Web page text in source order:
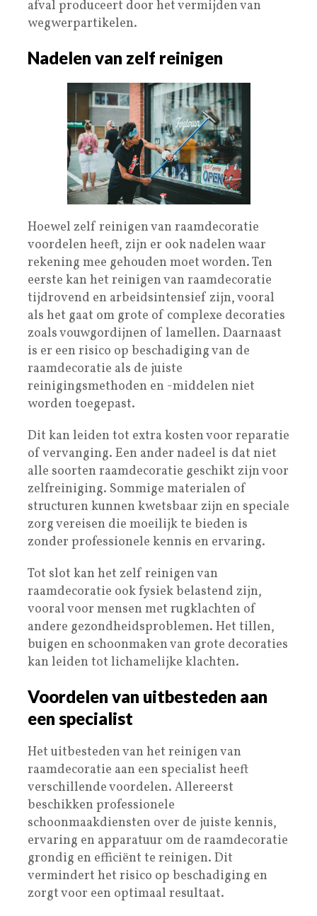
afval produceert door het vermijden van
wegwerpartikelen.
Nadelen van zelf reinigen
Hoewel zelf reinigen van raamdecoratie
voordelen heeft, zijn er ook nadelen waar
rekening mee gehouden moet worden. Ten
eerste kan het reinigen van raamdecoratie
tijdrovend en arbeidsintensief zijn, vooral
als het gaat om grote of complexe decoraties
zoals vouwgordijnen of lamellen. Daarnaast
is er een risico op beschadiging van de
raamdecoratie als de juiste
reinigingsmethoden en -middelen niet
worden toegepast.
Dit kan leiden tot extra kosten voor reparatie
of vervanging. Een ander nadeel is dat niet
alle soorten raamdecoratie geschikt zijn voor
zelfreiniging. Sommige materialen of
structuren kunnen kwetsbaar zijn en speciale
zorg vereisen die moeilijk te bieden is
zonder professionele kennis en ervaring.
Tot slot kan het zelf reinigen van
raamdecoratie ook fysiek belastend zijn,
vooral voor mensen met rugklachten of
andere gezondheidsproblemen. Het tillen,
buigen en schoonmaken van grote decoraties
kan leiden tot lichamelijke klachten.
Voordelen van uitbesteden aan
een specialist
Het uitbesteden van het reinigen van
raamdecoratie aan een specialist heeft
verschillende voordelen. Allereerst
beschikken professionele
schoonmaakdiensten over de juiste kennis,
ervaring en apparatuur om de raamdecoratie
grondig en efficiënt te reinigen. Dit
vermindert het risico op beschadiging en
zorgt voor een optimaal resultaat.